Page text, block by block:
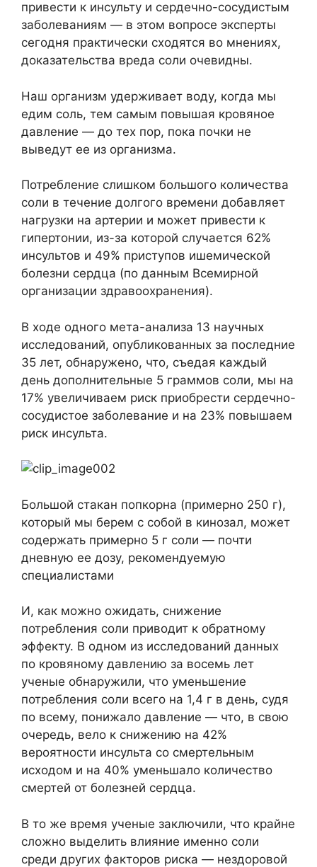
привести к инсульту и сердечно-сосудистым
заболеваниям — в этом вопросе эксперты
сегодня практически сходятся во мнениях,
доказательства вреда соли очевидны.
Наш организм удерживает воду, когда мы
едим соль, тем самым повышая кровяное
давление — до тех пор, пока почки не
выведут ее из организма.
Потребление слишком большого количества
соли в течение долгого времени добавляет
нагрузки на артерии и может привести к
гипертонии, из-за которой случается 62%
инсультов и 49% приступов ишемической
болезни сердца (по данным Всемирной
организации здравоохранения).
В ходе одного мета-анализа 13 научных
исследований, опубликованных за последние
35 лет, обнаружено, что, съедая каждый
день дополнительные 5 граммов соли, мы на
17% увеличиваем риск приобрести сердечно-
сосудистое заболевание и на 23% повышаем
риск инсульта.
Большой стакан попкорна (примерно 250 г),
который мы берем с собой в кинозал, может
содержать примерно 5 г соли — почти
дневную ее дозу, рекомендуемую
специалистами
И, как можно ожидать, снижение
потребления соли приводит к обратному
эффекту. В одном из исследований данных
по кровяному давлению за восемь лет
ученые обнаружили, что уменьшение
потребления соли всего на 1,4 г в день, судя
по всему, понижало давление — что, в свою
очередь, вело к снижению на 42%
вероятности инсульта со смертельным
исходом и на 40% уменьшало количество
смертей от болезней сердца.
В то же время ученые заключили, что крайне
сложно выделить влияние именно соли
среди других факторов риска — нездоровой